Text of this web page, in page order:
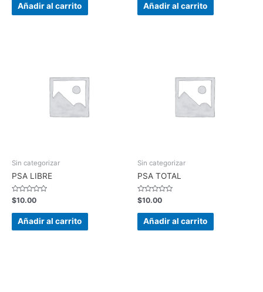
Añadir al carrito Añadir al carrito
Sin categorizar
PSA LIBRE
Valorado
en
0
$10.00
Añadir al carrito
Sin categorizar
PSA TOTAL
Valorado
en
0
$10.00
Añadir al carrito